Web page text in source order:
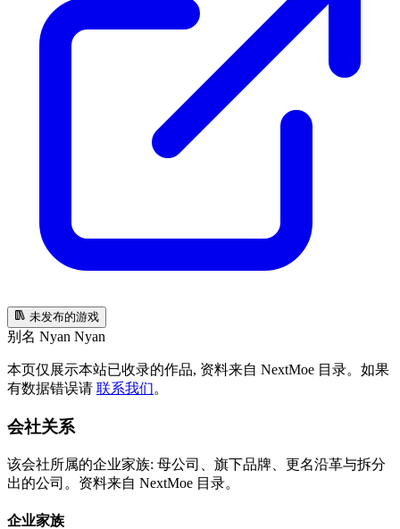
未发布的游戏
别名 Nyan Nyan
本页仅展示本站已收录的作品, 资料来自 NextMoe 目录。如果
有数据错误请 联系我们。
会社关系
该会社所属的企业家族: 母公司、旗下品牌、更名沿革与拆分
出的公司。资料来自 NextMoe 目录。
企业家族